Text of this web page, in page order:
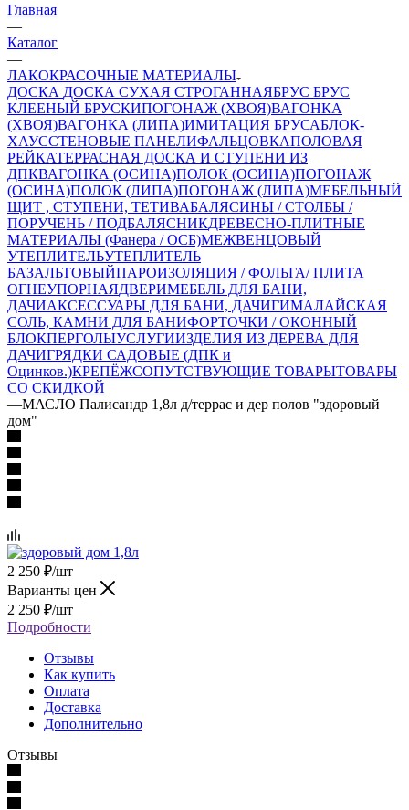
Главная
—
Каталог
—
ЛАКОКРАСОЧНЫЕ МАТЕРИАЛЫ
ДОСКА ДОСКА СУХАЯ СТРОГАННАЯБРУС БРУС
КЛЕЕНЫЙ БРУСКИПОГОНАЖ (ХВОЯ)ВАГОНКА
(ХВОЯ)ВАГОНКА (ЛИПА)ИМИТАЦИЯ БРУСАБЛОК-
ХАУССТЕНОВЫЕ ПАНЕЛИФАЛЬЦОВКАПОЛОВАЯ
РЕЙКАТЕРРАСНАЯ ДОСКА И СТУПЕНИ ИЗ
ДПКВАГОНКА (ОСИНА)ПОЛОК (ОСИНА)ПОГОНАЖ
(ОСИНА)ПОЛОК (ЛИПА)ПОГОНАЖ (ЛИПА)МЕБЕЛЬНЫЙ
ЩИТ , СТУПЕНИ, ТЕТИВАБАЛЯСИНЫ / СТОЛБЫ /
ПОРУЧЕНЬ / ПОДБАЛЯСНИКДРЕВЕСНО-ПЛИТНЫЕ
МАТЕРИАЛЫ (Фанера / ОСБ)МЕЖВЕНЦОВЫЙ
УТЕПЛИТЕЛЬУТЕПЛИТЕЛЬ
БАЗАЛЬТОВЫЙПАРОИЗОЛЯЦИЯ / ФОЛЬГА/ ПЛИТА
ОГНЕУПОРНАЯДВЕРИМЕБЕЛЬ ДЛЯ БАНИ,
ДАЧИАКСЕССУАРЫ ДЛЯ БАНИ, ДАЧИГИМАЛАЙСКАЯ
СОЛЬ, КАМНИ ДЛЯ БАНИФОРТОЧКИ / ОКОННЫЙ
БЛОКПЕРГОЛЫУСЛУГИИЗДЕЛИЯ ИЗ ДЕРЕВА ДЛЯ
ДАЧИГРЯДКИ САДОВЫЕ (ДПК и
Оцинков.)КРЕПЁЖСОПУТСТВУЮЩИЕ ТОВАРЫТОВАРЫ
СО СКИДКОЙ
—МАСЛО Палисандр 1,8л д/террас и дер полов "здоровый
дом"
2 250 ₽/шт
Варианты цен
2 250 ₽/шт
Подробности
Отзывы
Как купить
Оплата
Доставка
Дополнительно
Отзывы